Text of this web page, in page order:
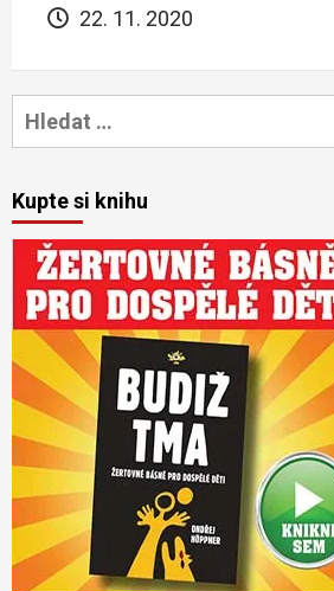
22. 11. 2020
Vyhledávání
Kupte si knihu